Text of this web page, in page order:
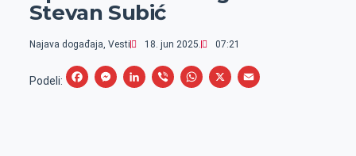
Stevan Subić
Najava događaja, Vesti 18. jun 2025. 07:21
Podeli:
F
M
L
V
W
X
E